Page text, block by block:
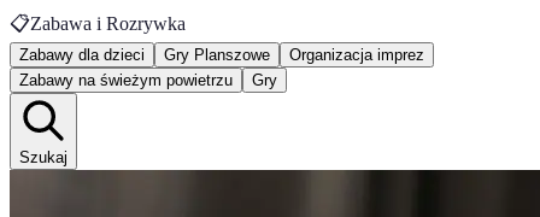
📋Zabawa i Rozrywka
Zabawy dla dzieci Gry Planszowe
Organizacja imprez
Zabawy na świeżym powietrzu
Gry
Szukaj